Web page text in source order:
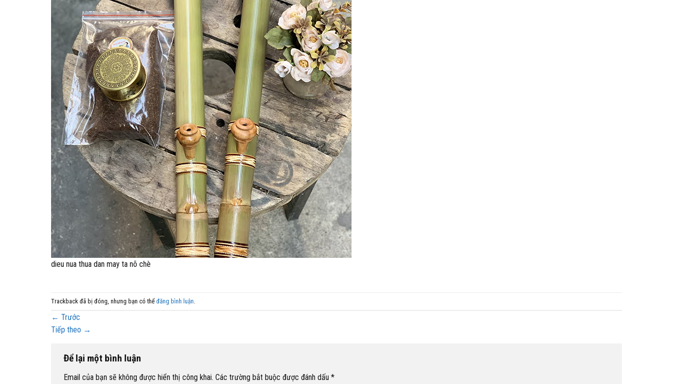
dieu nua thua dan may ta nõ chè
Trackback đã bị đóng, nhưng bạn có thể đăng bình luận
← Trước
Tiếp theo →
Để lại một bình luận
Email của bạn sẽ không được hiển thị công khai. Các trường bắt buộc được đánh dấu *